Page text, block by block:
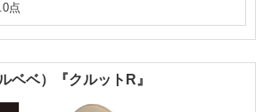
点
ベベ）『クルットR』